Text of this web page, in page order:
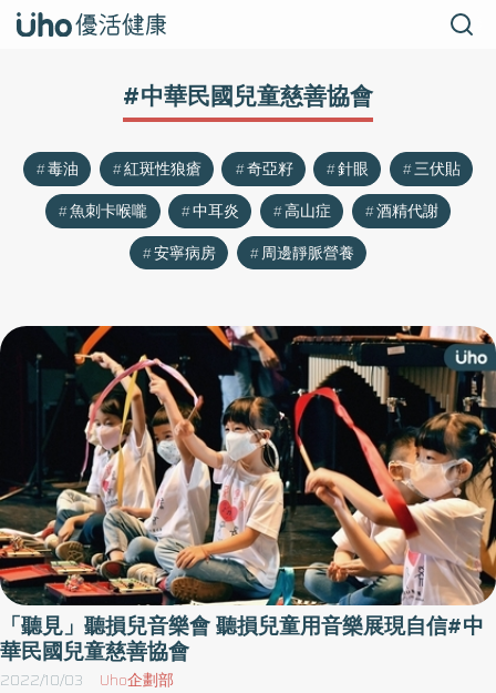
#中華民國兒童慈善協會
毒油 紅斑性狼瘡 奇亞籽 針眼
三伏貼
魚刺卡喉嚨
中耳炎 高山症
酒精代謝
安寧病房
周邊靜脈營養
「聽見」聽損兒音樂會 聽損兒童用音樂展現自信#中
華民國兒童慈善協會
2022/10/03 Uho企劃部